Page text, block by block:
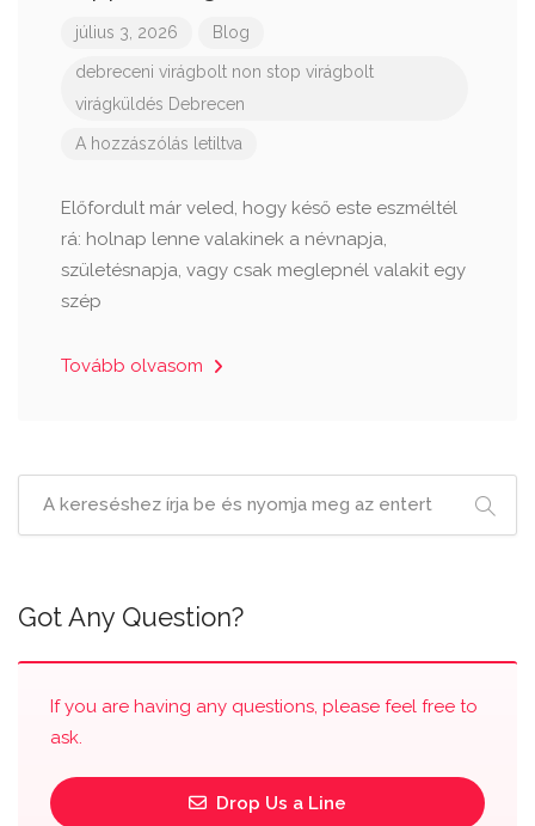
július 3, 2026 Blog
debreceni virágbolt non stop virágbolt
virágküldés Debrecen
A hozzászólás letiltva
Előfordult már veled, hogy késő este eszméltél
rá: holnap lenne valakinek a névnapja,
születésnapja, vagy csak meglepnél valakit egy
szép
Tovább olvasom
Got Any Question?
If you are having any questions, please feel free to
ask.
Drop Us a Line